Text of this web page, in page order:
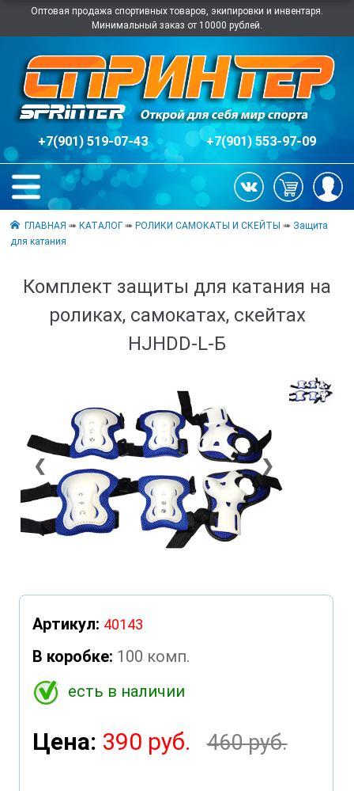
Оптовая продажа спортивных товаров, экипировки и инвентаря.
Минимальный заказ от 10000 рублей.
+7(901) 519-07-43 +7(901) 553-97-09
ГЛАВНАЯ ➠КАТАЛОГ ➠РОЛИКИ САМОКАТЫ И СКЕЙТЫ ➠ Защита
для катания
Комплект защиты для катания на
роликах, самокатах, скейтах
HJHDD-L-Б
❮ ❯
Артикул: 40143
В коробке: 100 комп.
есть в наличии
Цена: 390 руб. 460 руб.